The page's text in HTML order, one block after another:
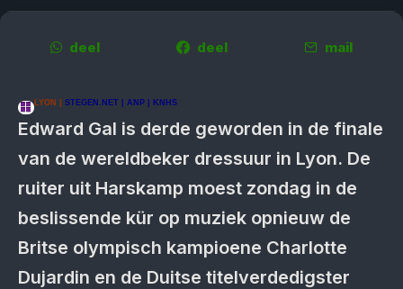
deel deel mail
LYON | STEGEN.NET | ANP | KNHS
Edward Gal is derde geworden in de finale
van de wereldbeker dressuur in Lyon. De
ruiter uit Harskamp moest zondag in de
beslissende kür op muziek opnieuw de
Britse olympisch kampioene Charlotte
Dujardin en de Duitse titelverdedigster